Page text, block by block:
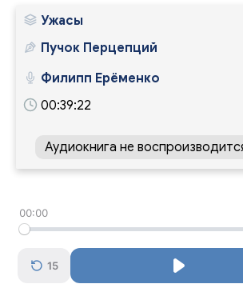
Ужасы
Пучок Перцепций
Филипп Ерёменко
00:39:22
Аудиокнига не
00:00
15